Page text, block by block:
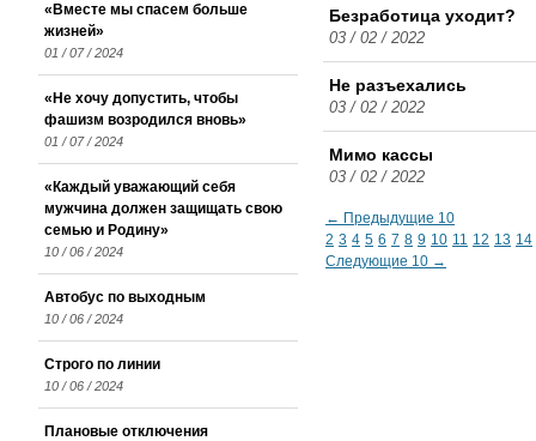
Безработица уходит?
03 / 02 / 2022
Не разъехались
03 / 02 / 2022
Мимо кассы
03 / 02 / 2022
← Предыдущие 10
2 3 4 5 6 7 8 9 10 11 12 13 14
Следующие 10 →
«Вместе мы спасем больше
жизней»
01 / 07 / 2024
«Не хочу допустить, чтобы
фашизм возродился вновь»
01 / 07 / 2024
«Каждый уважающий себя
мужчина должен защищать свою
семью и Родину»
10 / 06 / 2024
Автобус по выходным
10 / 06 / 2024
Строго по линии
10 / 06 / 2024
Плановые отключения